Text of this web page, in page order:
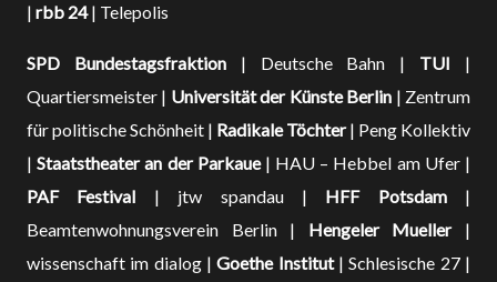
| rbb 24| Telepolis
SPD Bundestagsfraktion | Deutsche Bahn | TUI |
Quartiersmeister | Universität der Künste Berlin | Zentrum
für politische Schönheit | Radikale Töchter| Peng Kollektiv
|Staatstheater an der Parkaue| HAU – Hebbel am Ufer |
PAF Festival | jtw spandau | HFF Potsdam|
Beamtenwohnungsverein Berlin | Hengeler Mueller |
wissenschaft im dialog |Goethe Institut| Schlesische 27 |